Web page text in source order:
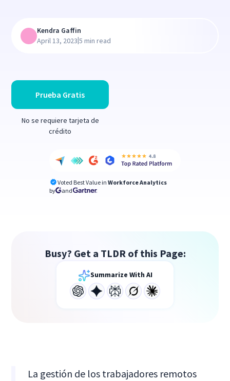
Prueba Gratis
No se requiere tarjeta de
crédito
Voted Best Value in Workforce Analytics
by
and
Kendra Gaffin
April 13, 2023|5 min read
Busy? Get a TLDR of this Page:
Summarize With AI
La gestión de los trabajadores remotos